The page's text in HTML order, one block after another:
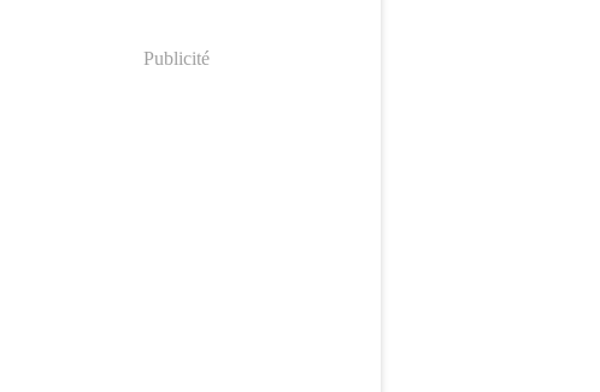
Publicité